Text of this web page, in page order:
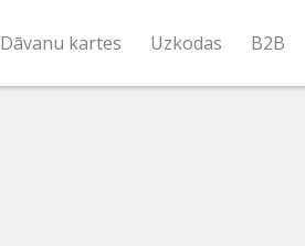
Dāvanu kartes Uzkodas B2B